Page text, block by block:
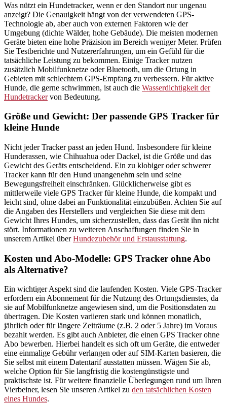
Was nützt ein Hundetracker, wenn er den Standort nur ungenau
anzeigt? Die Genauigkeit hängt von der verwendeten GPS-
Technologie ab, aber auch von externen Faktoren wie der
Umgebung (dichte Wälder, hohe Gebäude). Die meisten modernen
Geräte bieten eine hohe Präzision im Bereich weniger Meter. Prüfen
Sie Testberichte und Nutzererfahrungen, um ein Gefühl für die
tatsächliche Leistung zu bekommen. Einige Tracker nutzen
zusätzlich Mobilfunknetze oder Bluetooth, um die Ortung in
Gebieten mit schlechtem GPS-Empfang zu verbessern. Für aktive
Hunde, die gerne schwimmen, ist auch die Wasserdichtigkeit der
Hundetrackervon Bedeutung.
Größe und Gewicht: Der passende GPS Tracker für
kleine Hunde
Nicht jeder Tracker passt an jeden Hund. Insbesondere für kleine
Hunderassen, wie Chihuahua oder Dackel, ist die Größe und das
Gewicht des Geräts entscheidend. Ein zu klobiger oder schwerer
Tracker kann für den Hund unangenehm sein und seine
Bewegungsfreiheit einschränken. Glücklicherweise gibt es
mittlerweile viele GPS Tracker für kleine Hunde, die kompakt und
leicht sind, ohne dabei an Funktionalität einzubüßen. Achten Sie auf
die Angaben des Herstellers und vergleichen Sie diese mit dem
Gewicht Ihres Hundes, um sicherzustellen, dass das Gerät ihn nicht
stört. Informationen zu weiteren Anschaffungen finden Sie in
unserem Artikel überHundezubehör und Erstausstattung.
Kosten und Abo-Modelle: GPS Tracker ohne Abo
als Alternative?
Ein wichtiger Aspekt sind die laufenden Kosten. Viele GPS-Tracker
erfordern ein Abonnement für die Nutzung des Ortungsdienstes, da
sie auf Mobilfunknetze angewiesen sind, um die Positionsdaten zu
übertragen. Die Kosten variieren stark und können monatlich,
jährlich oder für längere Zeiträume (z.B. 2 oder 5 Jahre) im Voraus
bezahlt werden. Es gibt auch Anbieter, die einen GPS Tracker ohne
Abo bewerben. Hierbei handelt es sich oft um Geräte, die entweder
eine einmalige Gebühr verlangen oder auf SIM-Karten basieren, die
Sie selbst mit einem Datentarif ausstatten müssen. Wägen Sie ab,
welche Option für Sie langfristig die kostengünstigste und
praktischste ist. Für weitere finanzielle Überlegungen rund um Ihren
Vierbeiner, lesen Sie unseren Artikel zu den tatsächlichen Kosten
eines Hundes.